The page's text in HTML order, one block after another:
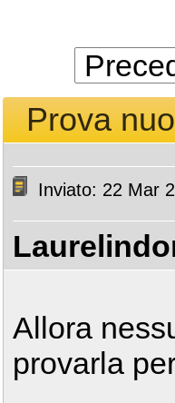
Prova
Inviato: 22 Mar
Allora
provarla